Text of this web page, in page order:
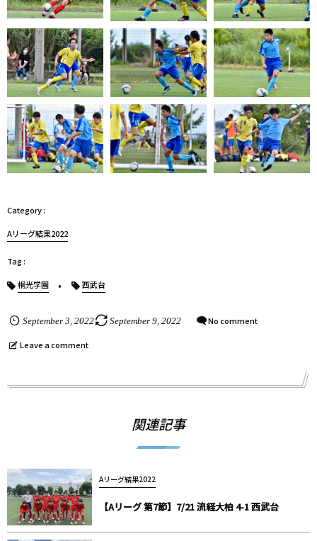
Aリーグ結果2022
桐光学園 西武台
September 3, 2022 September 9, 2022 No comment
Leave a comment
関連記事
Aリーグ結果2022
【Aリーグ 第7節】7/21 流経大柏 4-1 西武台